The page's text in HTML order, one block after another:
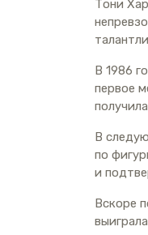
Тони
В 1986
первое
В
по
и
Вскоре